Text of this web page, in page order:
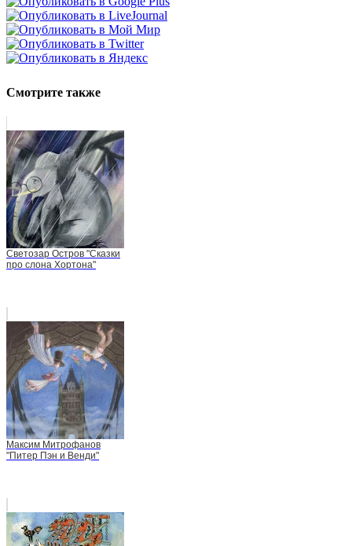
Смотрите также
Светозар Остров "Сказки
про слона Хортона"
Максим Митрофанов
"Питер Пэн и Венди"